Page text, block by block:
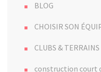
BLOG
CHOISIR SON
CLUBS & TERRAINS
construction court